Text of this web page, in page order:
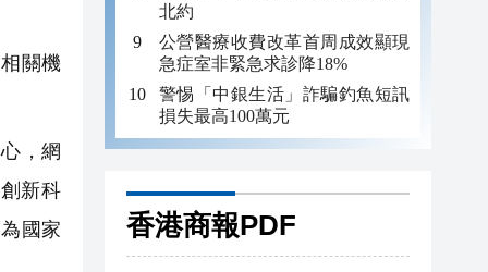
關機
，網
新科
國家
北約
公營醫療收費改革首周成效顯現
急症室非緊急求診降18%
警惕「中銀生活」詐騙釣魚短訊
損失最高100萬元
香港商報PDF